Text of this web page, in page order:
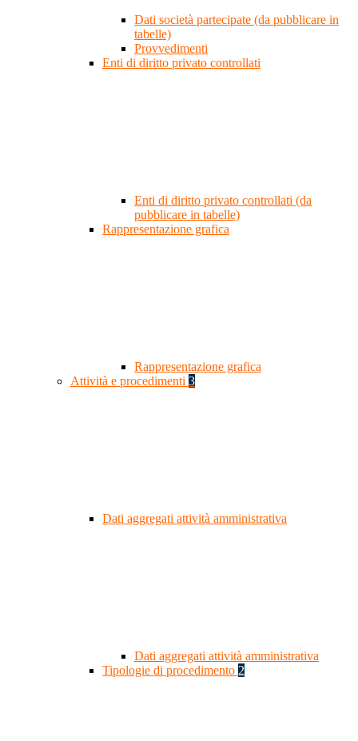
Dati società partecipate (da pubblicare in
tabelle)
Provvedimenti
Enti di diritto privato controllati
Enti di diritto privato controllati (da
pubblicare in tabelle)
Rappresentazione grafica
Rappresentazione grafica
Attività e procedimenti 3
Dati aggregati attività amministrativa
Dati aggregati attività amministrativa
Tipologie di procedimento 2